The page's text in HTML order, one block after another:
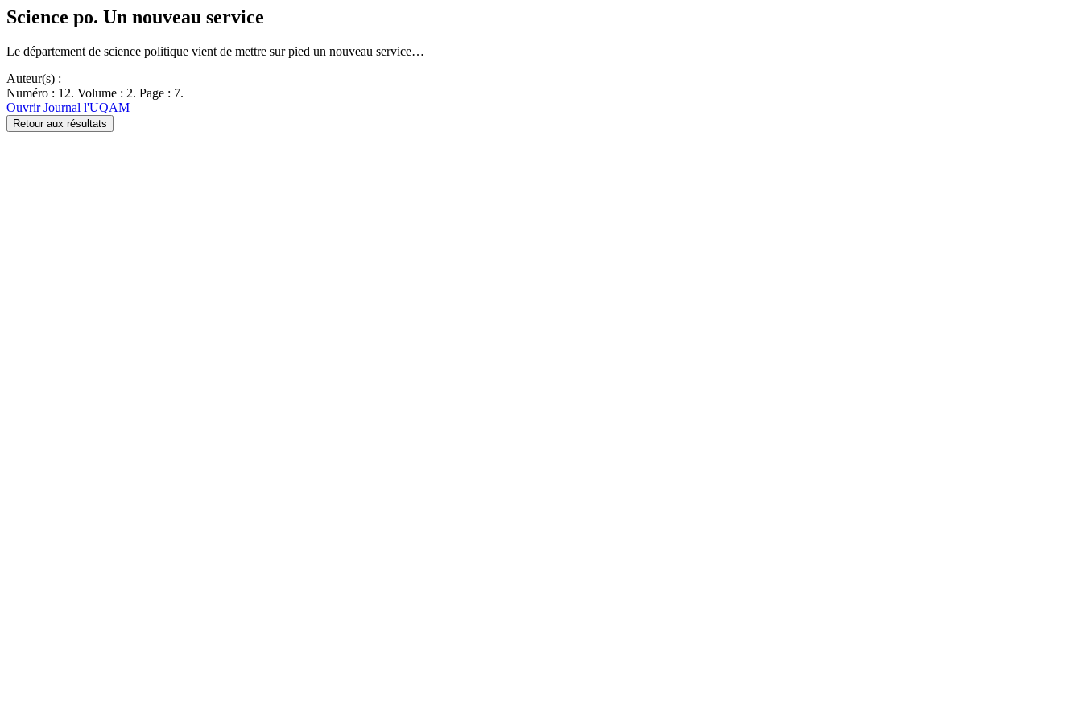
Science po. Un nouveau service
Le département de science politique vient de mettre sur pied un nouveau service…
Auteur(s) :
Numéro : 12. Volume : 2. Page : 7.
Ouvrir Journal l'UQAM
Retour aux résultats